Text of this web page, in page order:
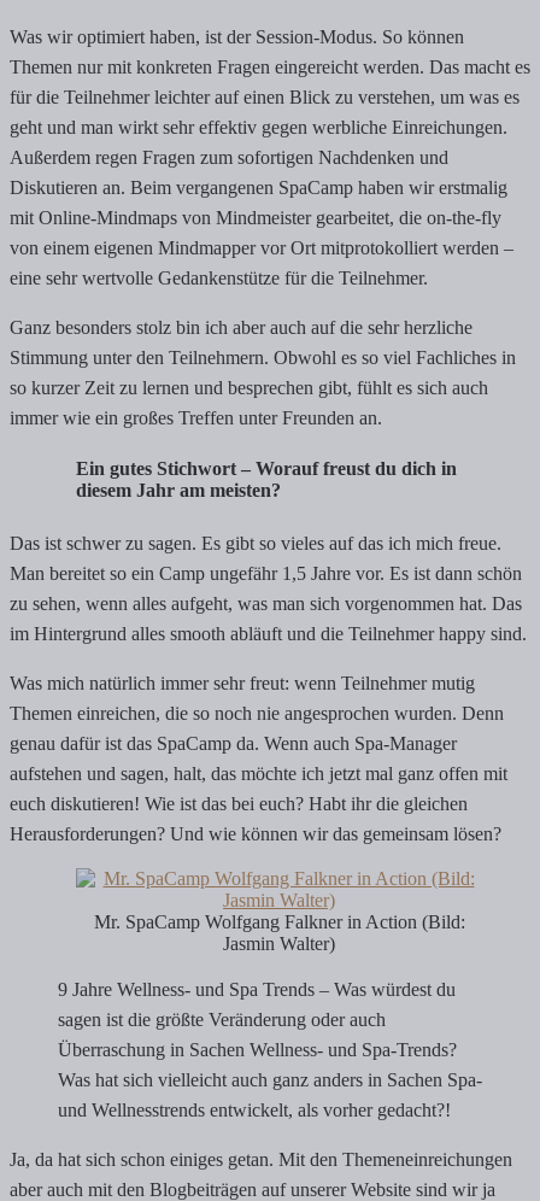
Was wir optimiert haben, ist der Session-Modus. So können
Themen nur mit konkreten Fragen eingereicht werden. Das macht es
für die Teilnehmer leichter auf einen Blick zu verstehen, um was es
geht und man wirkt sehr effektiv gegen werbliche Einreichungen.
Außerdem regen Fragen zum sofortigen Nachdenken und
Diskutieren an. Beim vergangenen SpaCamp haben wir erstmalig
mit Online-Mindmaps von Mindmeister gearbeitet, die on-the-fly
von einem eigenen Mindmapper vor Ort mitprotokolliert werden –
eine sehr wertvolle Gedankenstütze für die Teilnehmer.
Ganz besonders stolz bin ich aber auch auf die sehr herzliche
Stimmung unter den Teilnehmern. Obwohl es so viel Fachliches in
so kurzer Zeit zu lernen und besprechen gibt, fühlt es sich auch
immer wie ein großes Treffen unter Freunden an.
Ein gutes Stichwort – Worauf freust du dich in
diesem Jahr am meisten?
Das ist schwer zu sagen. Es gibt so vieles auf das ich mich freue.
Man bereitet so ein Camp ungefähr 1,5 Jahre vor. Es ist dann schön
zu sehen, wenn alles aufgeht, was man sich vorgenommen hat. Das
im Hintergrund alles smooth abläuft und die Teilnehmer happy sind.
Was mich natürlich immer sehr freut: wenn Teilnehmer mutig
Themen einreichen, die so noch nie angesprochen wurden. Denn
genau dafür ist das SpaCamp da. Wenn auch Spa-Manager
aufstehen und sagen, halt, das möchte ich jetzt mal ganz offen mit
euch diskutieren! Wie ist das bei euch? Habt ihr die gleichen
Herausforderungen? Und wie können wir das gemeinsam lösen?
Mr. SpaCamp Wolfgang Falkner in Action (Bild:
Jasmin Walter)
9 Jahre Wellness- und Spa Trends – Was würdest du
sagen ist die größte Veränderung oder auch
Überraschung in Sachen Wellness- und Spa-Trends?
Was hat sich vielleicht auch ganz anders in Sachen Spa-
und Wellnesstrends entwickelt, als vorher gedacht?!
Ja, da hat sich schon einiges getan. Mit den Themeneinreichungen
aber auch mit den Blogbeiträgen auf unserer Website sind wir ja